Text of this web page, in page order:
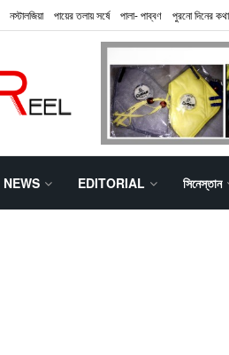
নস্টালজিয়া পায়ের তলায় সর্ষে পালা- পাব্বণ পুরনো দিনের কথা
NEWS EDITORIAL সিনেস্তান